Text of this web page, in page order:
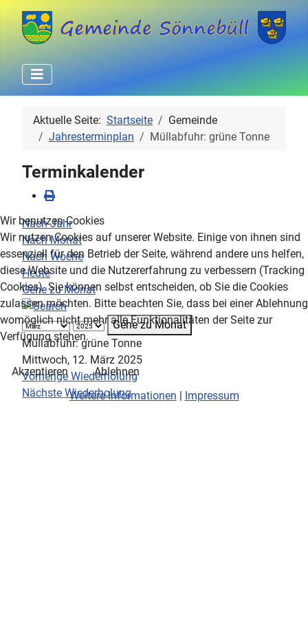
Aktuelle Seite: Startseite
Gemeinde
Jahresterminplan
Müllabfuhr: grüne Tonne
Terminkalender
Nach Jahr
Nach Monat
Nach Woche
Heute
Gehe zu Monat
Gehe zu Monat
Müllabfuhr: grüne Tonne
Mittwoch, 12. März 2025
Vorherige Wiederholung
Nächste Wiederholung
Wir benutzen Cookies
Wir nutzen Cookies auf unserer Website. Einige von ihnen sind
essenziell für den Betrieb der Seite, während andere uns helfen,
diese Website und die Nutzererfahrung zu verbessern (Tracking
Cookies). Sie können selbst entscheiden, ob Sie die Cookies
zulassen möchten. Bitte beachten Sie, dass bei einer Ablehnung
womöglich nicht mehr alle Funktionalitäten der Seite zur
Verfügung stehen.
Akzeptieren
Ablehnen
Weitere Informationen | Impressum